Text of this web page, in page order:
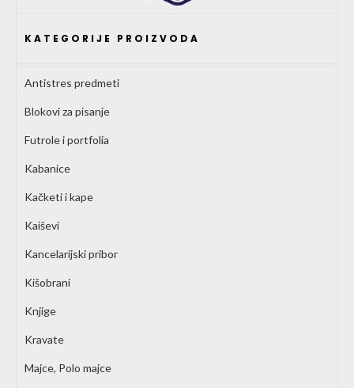
KATEGORIJE PROIZVODA
Antistres predmeti
Blokovi za pisanje
Futrole i portfolia
Kabanice
Kačketi i kape
Kaiševi
Kancelarijski pribor
Kišobrani
Knjige
Kravate
Majce, Polo majce